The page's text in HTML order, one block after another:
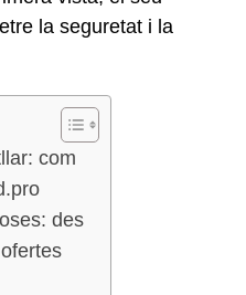
la seguretat i la
com
des